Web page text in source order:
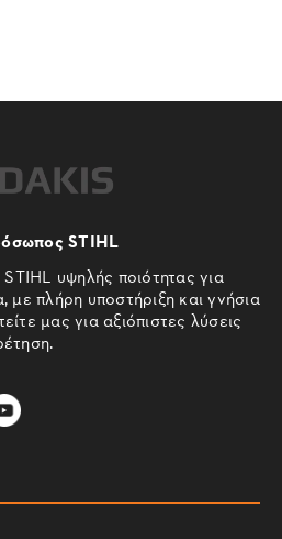
STIHL
υψηλής ποιότητας για
με πλήρη υποστήριξη και γνήσια
μας για αξιόπιστες λύσεις